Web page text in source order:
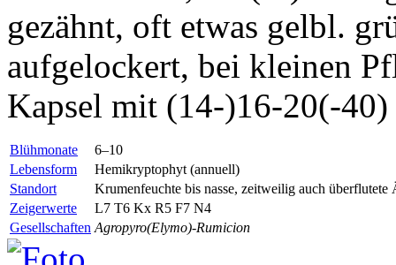
gezähnt, oft etwas gelbl.
aufgelockert, bei kleinen
Kapsel mit (14-)16-20(-40)
Blühmonate
6–10
Lebensform
Hemikryptophyt (annuell)
Standort
Krumenfeuchte bis nasse, zeitweilig auch
Zeigerwerte
L7 T6 Kx R5 F7 N4
Gesellschaften Agropyro(Elymo)-Rumicion